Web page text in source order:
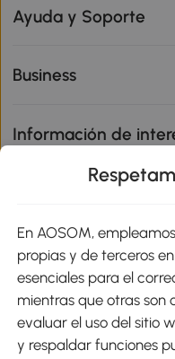
Ayuda y Soporte
Business
Información de
Métodos de Pago
En AOSOM,
propias y de terceros
esenciales para el
mientras que otras son
evaluar el uso del sitio
y respaldar funciones